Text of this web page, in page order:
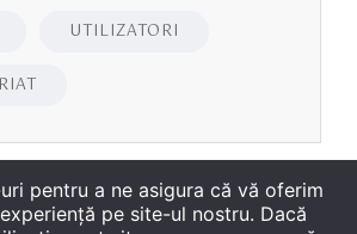
UTILIZATORI
pentru a ne asigura că vă oferim
pe site-ul nostru. Dacă